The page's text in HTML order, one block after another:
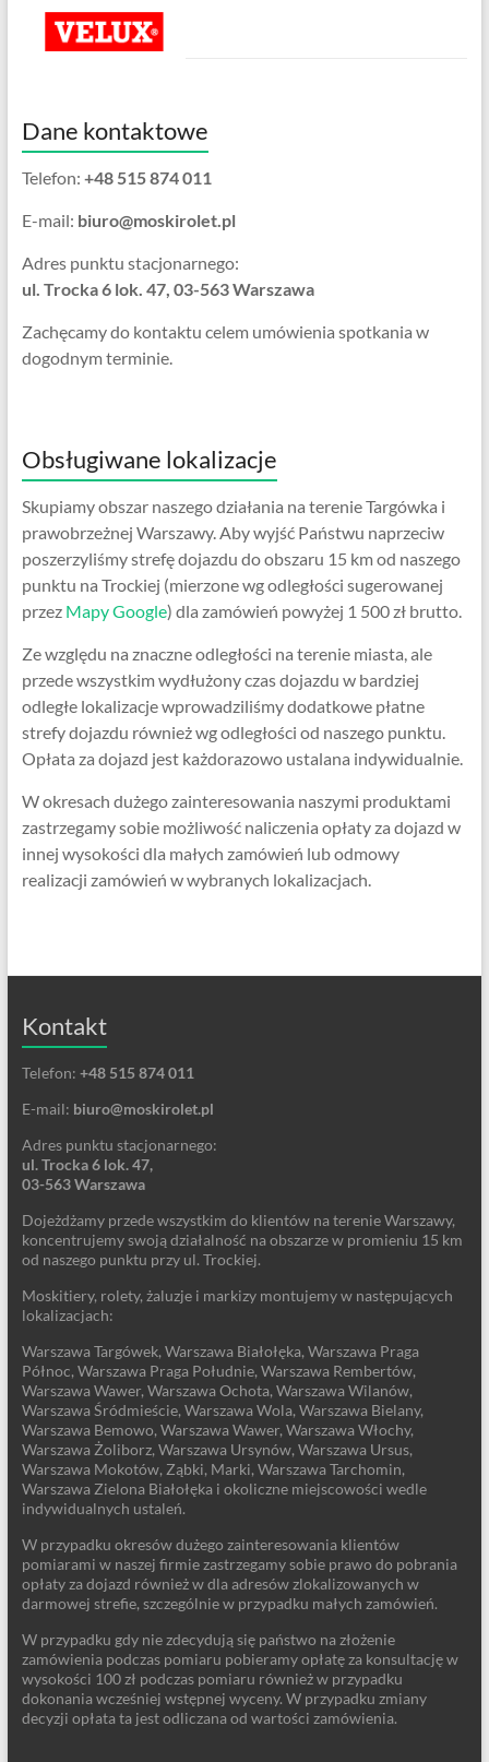
Dane kontaktowe
Telefon: +48 515 874 011
E-mail: biuro@moskirolet.pl
Adres punktu stacjonarnego:
ul. Trocka 6 lok. 47, 03-563 Warszawa
Zachęcamy do kontaktu celem umówienia spotkania w
dogodnym terminie.
Obsługiwane lokalizacje
Skupiamy obszar naszego działania na terenie Targówka i
prawobrzeżnej Warszawy. Aby wyjść Państwu naprzeciw
poszerzyliśmy strefę dojazdu do obszaru 15 km od naszego
punktu na Trockiej (mierzone wg odległości sugerowanej
przez Mapy Google) dla zamówień powyżej 1 500 zł brutto.
Ze względu na znaczne odległości na terenie miasta, ale
przede wszystkim wydłużony czas dojazdu w bardziej
odległe lokalizacje wprowadziliśmy dodatkowe płatne
strefy dojazdu również wg odległości od naszego punktu.
Opłata za dojazd jest każdorazowo ustalana indywidualnie.
W okresach dużego zainteresowania naszymi produktami
zastrzegamy sobie możliwość naliczenia opłaty za dojazd w
innej wysokości dla małych zamówień lub odmowy
realizacji zamówień w wybranych lokalizacjach.
Kontakt
Telefon: +48 515 874 011
E-mail: biuro@moskirolet.pl
Adres punktu stacjonarnego:
ul. Trocka 6 lok. 47,
03-563 Warszawa
Dojeżdżamy przede wszystkim do klientów na terenie Warszawy,
koncentrujemy swoją działalność na obszarze w promieniu 15 km
od naszego punktu przy ul. Trockiej.
Moskitiery, rolety, żaluzje i markizy montujemy w następujących
lokalizacjach:
Warszawa Targówek, Warszawa Białołęka, Warszawa Praga
Północ, Warszawa Praga Południe, Warszawa Rembertów,
Warszawa Wawer, Warszawa Ochota, Warszawa Wilanów,
Warszawa Śródmieście, Warszawa Wola, Warszawa Bielany,
Warszawa Bemowo, Warszawa Wawer, Warszawa Włochy,
Warszawa Żoliborz, Warszawa Ursynów, Warszawa Ursus,
Warszawa Mokotów, Ząbki, Marki, Warszawa Tarchomin,
Warszawa Zielona Białołęka i okoliczne miejscowości wedle
indywidualnych ustaleń.
W przypadku okresów dużego zainteresowania klientów
pomiarami w naszej firmie zastrzegamy sobie prawo do pobrania
opłaty za dojazd również w dla adresów zlokalizowanych w
darmowej strefie, szczególnie w przypadku małych zamówień.
W przypadku gdy nie zdecydują się państwo na złożenie
zamówienia podczas pomiaru pobieramy opłatę za konsultację w
wysokości 100 zł podczas pomiaru również w przypadku
dokonania wcześniej wstępnej wyceny. W przypadku zmiany
decyzji opłata ta jest odliczana od wartości zamówienia.